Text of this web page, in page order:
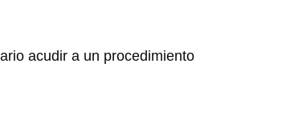
acudir a un procedimiento